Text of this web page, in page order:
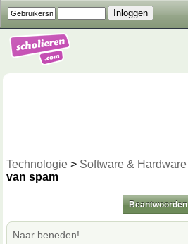
Technologie > Software & Hardware
van spam
Beantwoorden
Naar beneden!